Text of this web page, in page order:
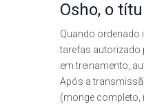
Osho, o
Quando ordenado
tarefas autorizado
em treinamento,
Após a
(monge completo,